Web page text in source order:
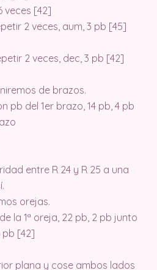
veces [42]
2 veces, aum, 3 pb [45]
2 veces, dec, 3 pb [42]
de brazos.
pb del 1er brazo, 14 pb, 4 pb
entre R 24 y R 25 a una
orejas.
la 1ª oreja, 22 pb, 2 pb junto
pb [42]
plana y cose ambos lados